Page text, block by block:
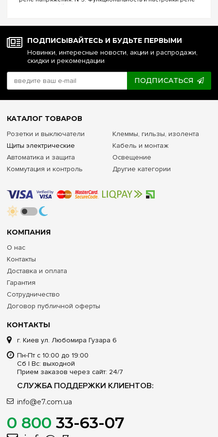
напряжения. №4. Управление реле напряжения через Wi-Fi.
ПОДПИСЫВАЙТЕСЬ И БУДЬТЕ ПЕРВЫМИ
Новинки, интересные новости, акции и распродажи,
скидки и рекомендации
ПОДПИСАТЬСЯ
КОНТАКТЫ
г. Киев ул. Любомира Гузара 6
Пн-Пт с 10:00 до 19:00
Сб | Вс: выходной
Прием заказов через сайт: 24/7
СЛУЖБА ПОДДЕРЖКИ КЛИЕНТОВ:
info@e7.com.ua
0 800 33-63-07
КОМПАНИЯ
О нас
Контакты
Доставка и оплата
Гарантия
Сотрудничество
Договор публичной оферты
КАТАЛОГ ТОВАРОВ
Розетки и выключатели
Щиты электрические
Автоматика и защита
Коммутация и контроль
Клеммы, гильзы, изолента
Кабель и монтаж
Освещение
Другие категории